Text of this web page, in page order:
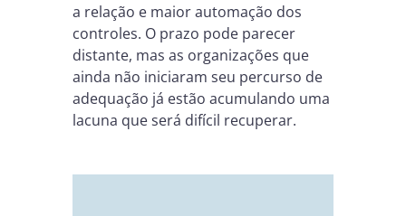
a relação e maior automação dos
controles. O prazo pode parecer
distante, mas as organizações que
ainda não iniciaram seu percurso de
adequação já estão acumulando uma
lacuna que será difícil recuperar.